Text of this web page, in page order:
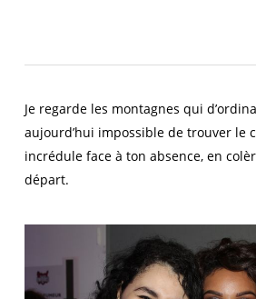
Je regarde les montagnes qui
aujourd’hui impossible de trouver le
incrédule face à ton absence, en
départ.